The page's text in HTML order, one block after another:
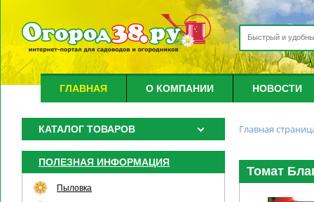
ГЛАВНАЯ О КОМПАНИИ НОВОСТИ
КАТАЛОГ ТОВАРОВ
ПОЛЕЗНАЯ ИНФОРМАЦИЯ
Пыловка
Главная
Томат